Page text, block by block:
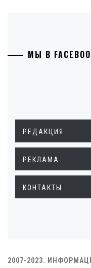
МЫ В
РЕДАКЦИЯ
РЕКЛАМА
КОНТАКТЫ
2007-2023.